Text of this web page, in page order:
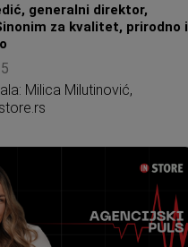
Novom Sadu i Nišu,
obezbeđuje širok asortiman
brzu dostavu partnerima
O poslovanju i rastu
key account menadžerkom
generalni direktor,
za kvalitet, prirodno i
Milica Milutinović,